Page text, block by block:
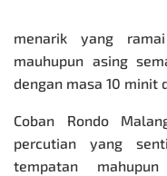
menarik yang
mauhupun asing
dengan masa 10 minit
Coban Rondo
percutian yang
tempatan